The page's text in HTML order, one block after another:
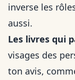
inverse les
aussi.
Les livres qui
visages des
ton avis,